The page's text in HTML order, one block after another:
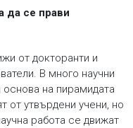
да се прави
от докторанти и
В много научни
основа на пирамидата
от утвърдени учени, но
работа се движат